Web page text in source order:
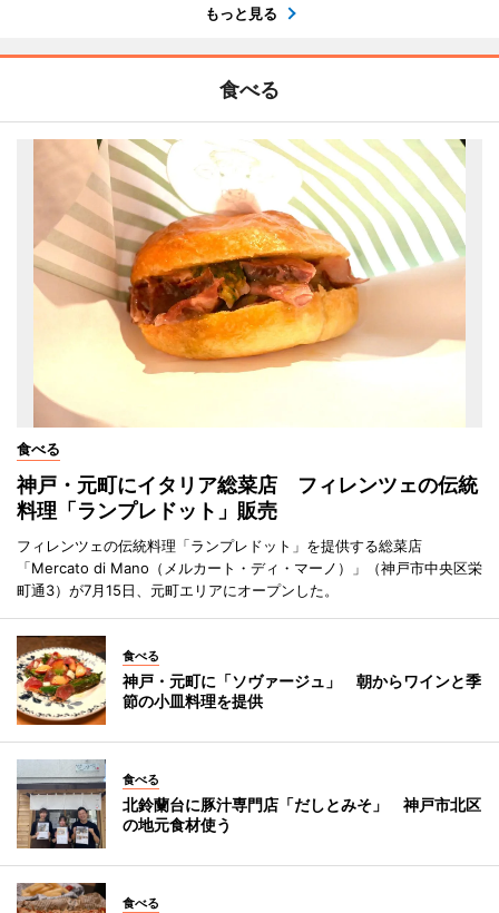
もっと見る
食べる
食べる
神戸・元町にイタリア総菜店 フィレンツェの伝統
料理「ランプレドット」販売
フィレンツェの伝統料理「ランプレドット」を提供する総菜店
「Mercato di Mano（メルカート・ディ・マーノ）」（神戸市中央区栄
町通3）が7月15日、元町エリアにオープンした。
食べる
神戸・元町に「ソヴァージュ」 朝からワインと季
節の小皿料理を提供
食べる
北鈴蘭台に豚汁専門店「だしとみそ」 神戸市北区
の地元食材使う
食べる